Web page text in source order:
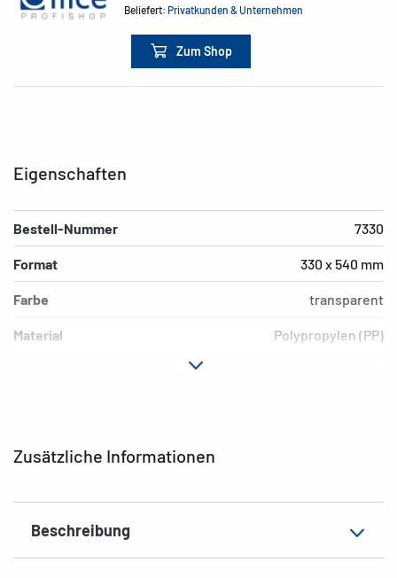
Beliefert:Privatkunden & Unternehmen
Zum Shop
Zusätzliche Informationen
Beschreibung
Eigenschaften
Bestell-Nummer 7330
Format 330 x 540 mm
Farbe transparent
Material Polypropylen (PP)